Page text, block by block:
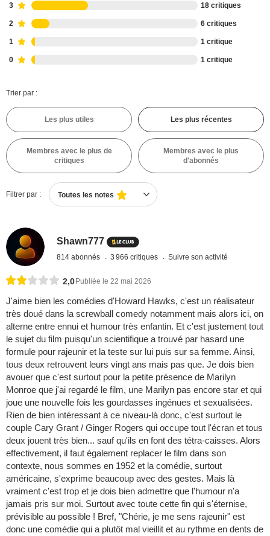
3 18 critiques
2 6 critiques
1 1 critique
0 1 critique
Trier par :
Les plus utiles Les plus récentes
Membres avec le plus de
critiques
Membres avec le plus
d'abonnés
Filtrer par : Toutes les notes
Shawn777
814 abonnés 3 966 critiques Suivre son activité
2,0 Publiée le 22 mai 2026
J'aime bien les comédies d'Howard Hawks, c'est un réalisateur
très doué dans la screwball comedy notamment mais alors ici, on
alterne entre ennui et humour très enfantin. Et c'est justement tout
le sujet du film puisqu'un scientifique a trouvé par hasard une
formule pour rajeunir et la teste sur lui puis sur sa femme. Ainsi,
tous deux retrouvent leurs vingt ans mais pas que. Je dois bien
avouer que c'est surtout pour la petite présence de Marilyn
Monroe que j'ai regardé le film, une Marilyn pas encore star et qui
joue une nouvelle fois les gourdasses ingénues et sexualisées.
Rien de bien intéressant à ce niveau-là donc, c'est surtout le
couple Cary Grant / Ginger Rogers qui occupe tout l'écran et tous
deux jouent très bien... sauf qu'ils en font des tétra-caisses. Alors
effectivement, il faut également replacer le film dans son
contexte, nous sommes en 1952 et la comédie, surtout
américaine, s'exprime beaucoup avec des gestes. Mais là
vraiment c'est trop et je dois bien admettre que l'humour n'a
jamais pris sur moi. Surtout avec toute cette fin qui s'éternise,
prévisible au possible ! Bref, "Chérie, je me sens rajeunir" est
donc une comédie qui a plutôt mal vieillit et au rythme en dents de